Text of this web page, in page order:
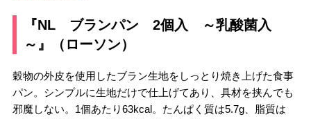
『NL ブランパン 2個入 ～乳酸菌入
～』（ローソン）
穀物の外皮を使用したブラン生地をしっとり焼き上げた食事
パン。シンプルに生地だけで仕上げてあり、具材を挟んでも
邪魔しない。1個あたり63kcal。たんぱく質は5.7g、脂質は